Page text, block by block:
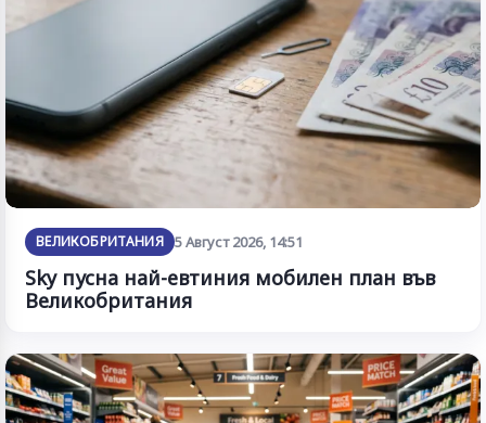
ВЕЛИКОБРИТАНИЯ 5 Август 2026, 14:51
Sky пусна най-евтиния мобилен план във
Великобритания